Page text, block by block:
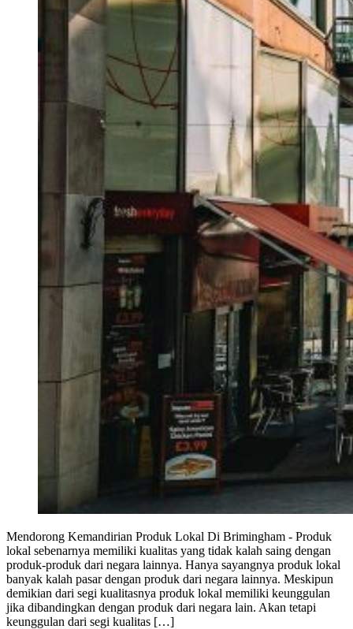
Mendorong Kemandirian Produk Lokal Di Brimingham - Produk
lokal sebenarnya memiliki kualitas yang tidak kalah saing dengan
produk-produk dari negara lainnya. Hanya sayangnya produk lokal
banyak kalah pasar dengan produk dari negara lainnya. Meskipun
demikian dari segi kualitasnya produk lokal memiliki keunggulan
jika dibandingkan dengan produk dari negara lain. Akan tetapi
keunggulan dari segi kualitas […]